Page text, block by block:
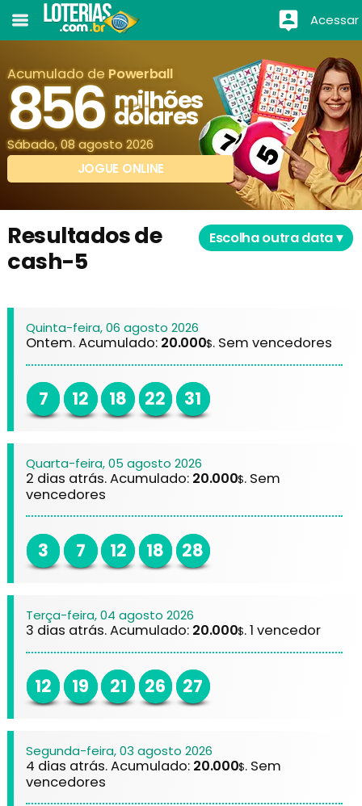
Acessar
Acumulado de Powerball
856 milhões
dólares
Sábado, 08 agosto 2026
JOGUE ONLINE
Resultados de
cash-5
Escolha outra data ▾
Quinta-feira, 06 agosto 2026
Ontem. Acumulado: 20.000$. Sem vencedores
7 12 18 22 31
Quarta-feira, 05 agosto 2026
2 dias atrás. Acumulado: 20.000$. Sem
vencedores
3 7 12 18 28
Terça-feira, 04 agosto 2026
3 dias atrás. Acumulado: 20.000$. 1 vencedor
12 19 21 26 27
Segunda-feira, 03 agosto 2026
4 dias atrás. Acumulado: 20.000$. Sem
vencedores